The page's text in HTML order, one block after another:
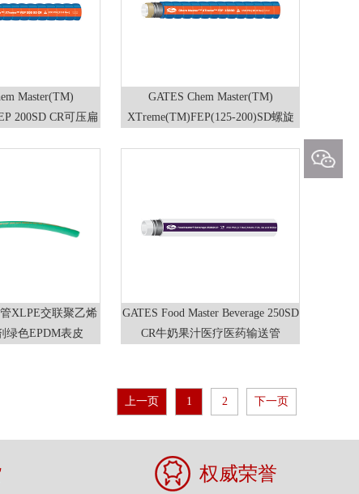
Master(TM)
200SD CR可压扁
GATES Chem Master(TM)
XTreme(TM)FEP(125-200)SD螺旋
XLPE交联聚乙烯
绿色EPDM表皮
GATES Food Master Beverage 250SD
CR牛奶果汁医疗医药输送管
上一页 1 2 下一页
权威荣誉